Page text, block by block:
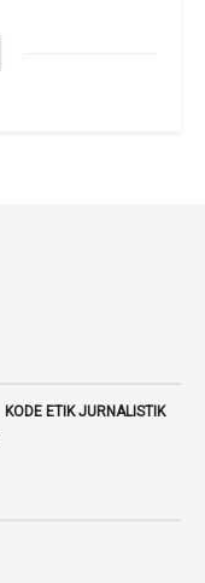
KODE ETIK JURNALISTIK